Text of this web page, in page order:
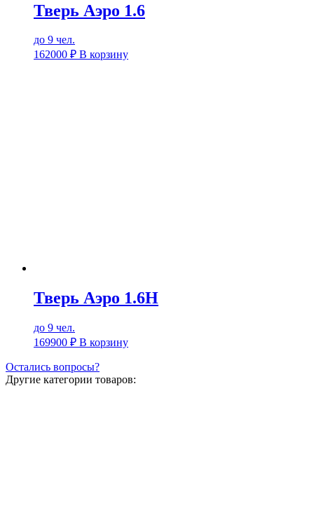
Тверь Аэро 1.6
до 9 чел.
162000 ₽ В корзину
Тверь Аэро 1.6Н
до 9 чел.
169900 ₽ В корзину
Остались вопросы?
Другие категории товаров: